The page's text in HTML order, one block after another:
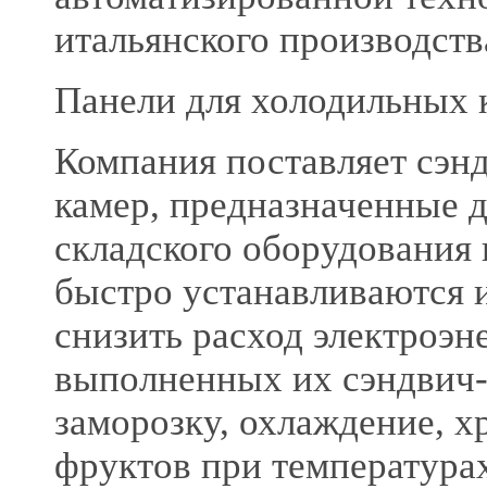
итальянского
Панели для холодильных
Компания поставляет
камер, предназначенные
складского
быстро
снизить расход
выполненных их
заморозку, охлаждение,
фруктов при